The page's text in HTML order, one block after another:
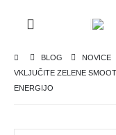
BLOG
NOVICE
VKLJUČITE ZELENE
ENERGIJO